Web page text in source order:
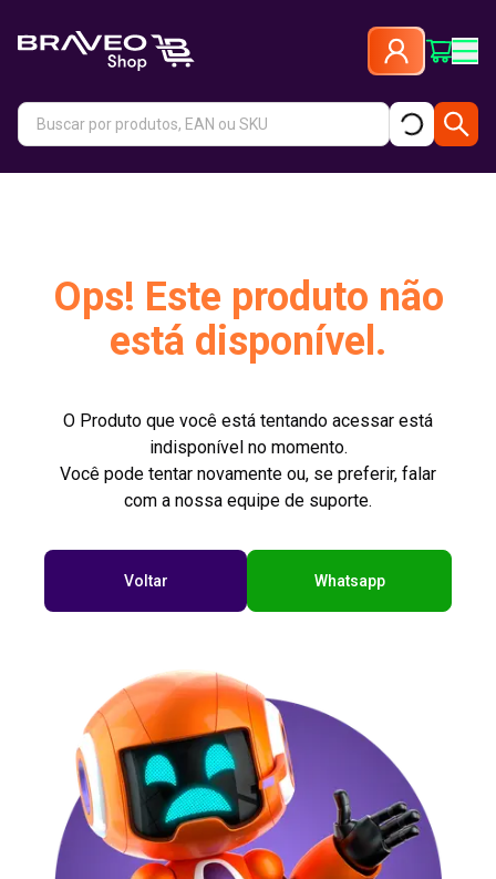
Ops! Este produto não
está disponível.
O Produto que você está tentando acessar está
indisponível no momento.
Você pode tentar novamente ou, se preferir, falar
com a nossa equipe de suporte.
Voltar Whatsapp